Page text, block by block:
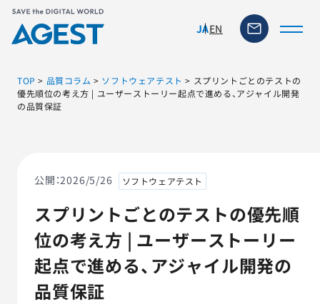
JAEN
脆弱性リスク管理ツール
TFACT (AIテストツール)
ニュース
TOP > 品質コラム > ソフトウェアテスト > スプリントごとのテストの
優先順位の考え方 | ユーザーストーリー起点で進める、アジャイル開発
の品質保証
公開：2026/5/26 ソフトウェアテスト
スプリントごとのテストの優先順
位の考え方 | ユーザーストーリー
起点で進める、アジャイル開発の
品質保証